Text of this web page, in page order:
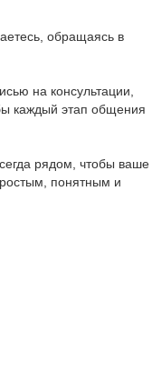
обращаясь в
на консультации,
каждый этап общения
рядом, чтобы ваше
понятным и